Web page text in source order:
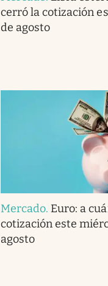
cerró la cotización
de agosto
Mercado. Euro: a
cotización este
agosto